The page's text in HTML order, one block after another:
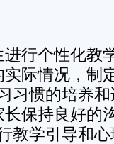
进行个性化教
实际情况，制
习惯的培养
长保持良好的
教学引导和心